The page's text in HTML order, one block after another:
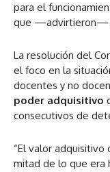
para el
que —advirtieron—
La resolución del
el foco en la
docentes y no
poder adquisitivo
consecutivos de
“El valor
mitad de lo que era